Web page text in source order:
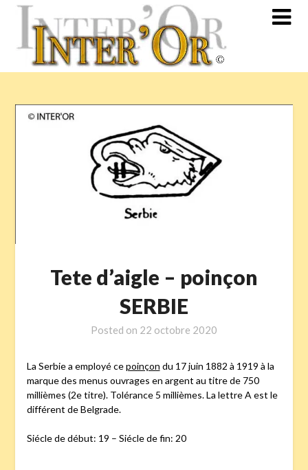
Skip
content
Tete d’aigle – poinçon
SERBIE
Posted on 22 octobre 2020
La Serbie a employé cepoinçon du 17 juin 1882 à 1919 à la
marque des menus ouvrages en argent au titre de 750
millièmes (2e titre). Tolérance 5 millièmes. La lettre A est le
différent de Belgrade.
Siécle de début: 19 – Siécle de fin: 20